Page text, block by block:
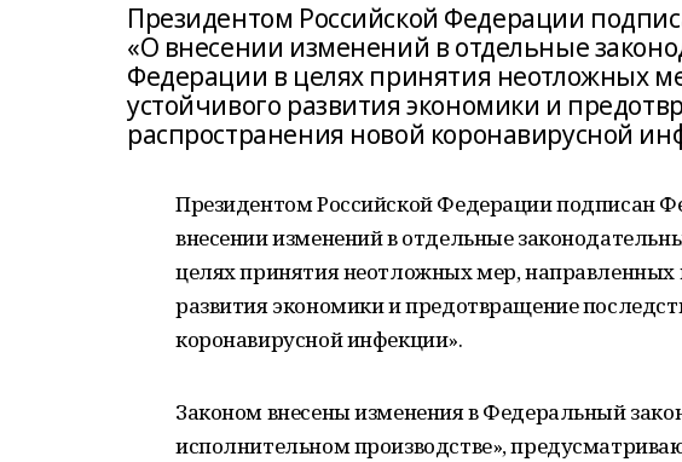
Президентом Российской Федерации
«О внесении изменений в отдельные
Федерации в целях принятия неотложных
устойчивого развития экономики и
распространения новой коронавирусной
Президентом Российской Федерации подписан
внесении изменений в отдельные
целях принятия неотложных мер, направленных
развития экономики и предотвращение
коронавирусной инфекции».
Законом внесены изменения в Федеральный
исполнительном производстве»,